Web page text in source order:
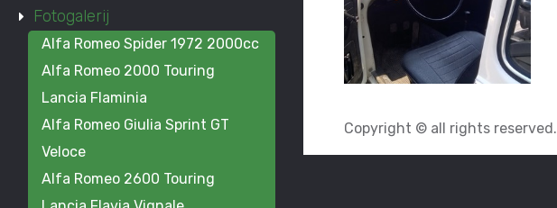
Fotogalerij
Alfa Romeo Spider 1972 2000cc
Alfa Romeo 2000 Touring
Lancia Flaminia
Alfa Romeo Giulia Sprint GT
Veloce
Alfa Romeo 2600 Touring
Copyright © all rights reserved.